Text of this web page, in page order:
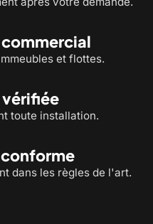
et flottes.
toute installation.
dans les règles de l'art.